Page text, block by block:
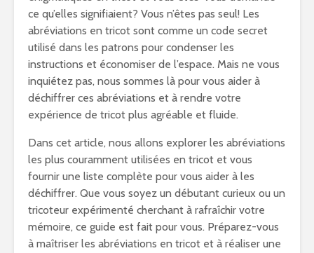
ce qu’elles signifiaient? Vous n’êtes pas seul! Les
abréviations en tricot sont comme un code secret
utilisé dans les patrons pour condenser les
instructions et économiser de l’espace. Mais ne vous
inquiétez pas, nous sommes là pour vous aider à
déchiffrer ces abréviations et à rendre votre
expérience de tricot plus agréable et fluide.
Dans cet article, nous allons explorer les abréviations
les plus couramment utilisées en tricot et vous
fournir une liste complète pour vous aider à les
déchiffrer. Que vous soyez un débutant curieux ou un
tricoteur expérimenté cherchant à rafraîchir votre
mémoire, ce guide est fait pour vous. Préparez-vous
à maîtriser les abréviations en tricot et à réaliser une